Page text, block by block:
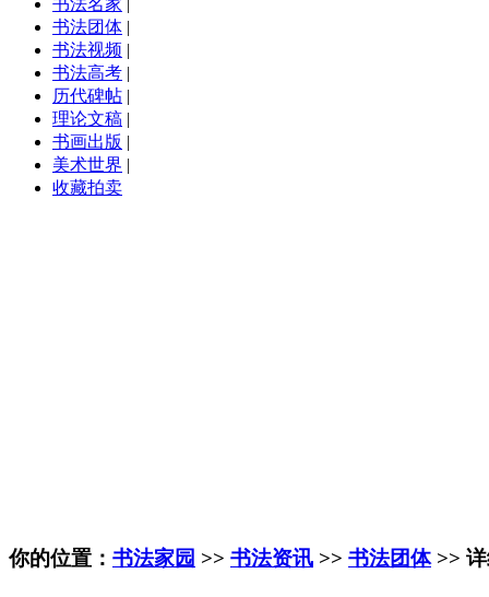
书法团体 |
书法视频 |
书法高考 |
历代碑帖 |
理论文稿 |
书画出版 |
美术世界 |
收藏拍卖
你的位置： 书法家园 >> 书法资讯 >> 书法团体>>